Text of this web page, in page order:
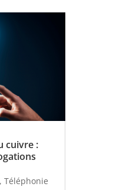
cuivre :
, Téléphonie